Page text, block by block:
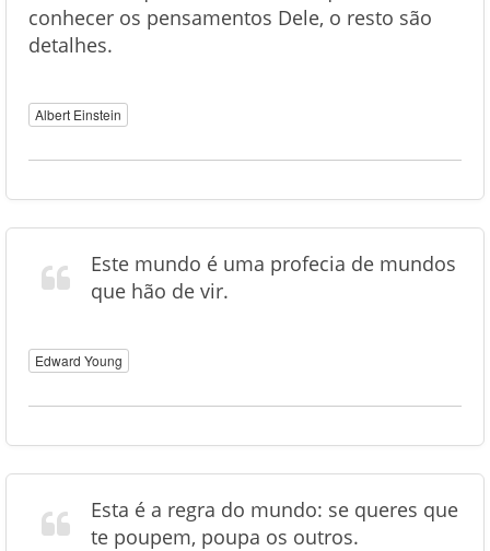
conhecer os pensamentos Dele, o resto são
detalhes.
Albert Einstein
Este mundo é uma profecia de mundos
que hão de vir.
Edward Young
Esta é a regra do mundo: se queres que
te poupem, poupa os outros.